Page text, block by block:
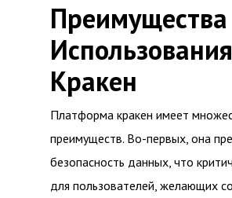
Преимущества
Использования
Кракен
Платформа кракен имеет
преимуществ. Во-первых, она
безопасность данных, что
для пользователей, желающих